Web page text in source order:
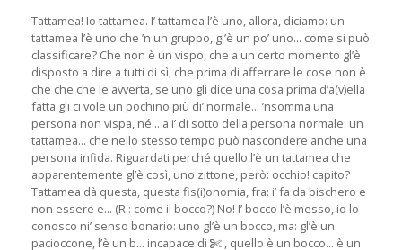
Tattamea! Io tattamea. I’ tattamea l’è uno, allora, diciamo: un
tattamea l’è uno che ’n un gruppo, gl’è un po’ uno... come si può
classificare? Che non è un vispo, che a un certo momento gl’è
disposto a dire a tutti di sì, che prima di afferrare le cose non è
che che che le avverta, se uno gli dice una cosa prima d’a(v)ella
fatta gli ci vole un pochino più di’ normale... ’nsomma una
persona non vispa, né... a i’ di sotto della persona normale: un
tattamea... che nello stesso tempo può nascondere anche una
persona infida. Riguardati perché quello l’è un tattamea che
apparentemente gl’è così, uno zittone, però: occhio! capito?
Tattamea dà questa, questa fis(i)onomia, fra: i’ fa da bischero e
non essere e... (R.: come il bocco?) No! I’ bocco l’è messo, io lo
conosco ni’ senso bonario: uno gl’è un bocco, ma: gl’è un
pacioccone, l’è un b... incapace di
, quello è un bocco... è un